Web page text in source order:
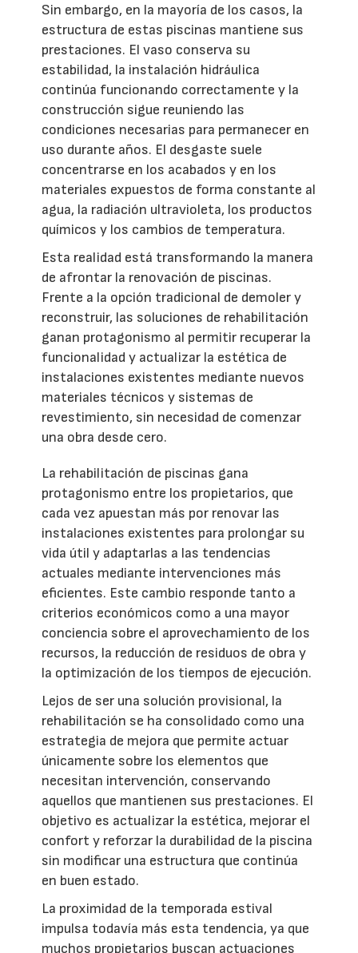
Sin embargo, en la mayoría de los casos, la
estructura de estas piscinas mantiene sus
prestaciones. El vaso conserva su
estabilidad, la instalación hidráulica
continúa funcionando correctamente y la
construcción sigue reuniendo las
condiciones necesarias para permanecer en
uso durante años. El desgaste suele
concentrarse en los acabados y en los
materiales expuestos de forma constante al
agua, la radiación ultravioleta, los productos
químicos y los cambios de temperatura.
Esta realidad está transformando la manera
de afrontar la renovación de piscinas.
Frente a la opción tradicional de demoler y
reconstruir, las soluciones de rehabilitación
ganan protagonismo al permitir recuperar la
funcionalidad y actualizar la estética de
instalaciones existentes mediante nuevos
materiales técnicos y sistemas de
revestimiento, sin necesidad de comenzar
una obra desde cero.
La rehabilitación de piscinas gana
protagonismo entre los propietarios, que
cada vez apuestan más por renovar las
instalaciones existentes para prolongar su
vida útil y adaptarlas a las tendencias
actuales mediante intervenciones más
eficientes. Este cambio responde tanto a
criterios económicos como a una mayor
conciencia sobre el aprovechamiento de los
recursos, la reducción de residuos de obra y
la optimización de los tiempos de ejecución.
Lejos de ser una solución provisional, la
rehabilitación se ha consolidado como una
estrategia de mejora que permite actuar
únicamente sobre los elementos que
necesitan intervención, conservando
aquellos que mantienen sus prestaciones. El
objetivo es actualizar la estética, mejorar el
confort y reforzar la durabilidad de la piscina
sin modificar una estructura que continúa
en buen estado.
La proximidad de la temporada estival
impulsa todavía más esta tendencia, ya que
muchos propietarios buscan actuaciones